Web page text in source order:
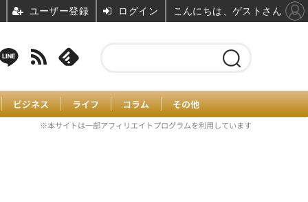
ビジネス ライフ コラム その他
※本サイトは一部アフィリエイトプログラムを利用しています
ユーザー登録 ログイン こんにちは、ゲストさん